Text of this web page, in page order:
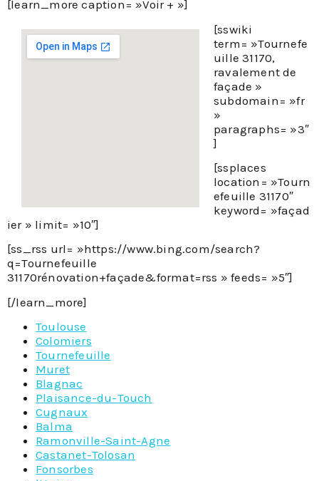
[learn_more caption= »Voir + »]
[sswiki
term= »Tournefe
uille 31170,
ravalement de
façade »
subdomain= »fr
»
paragraphs= »3″
]
[ssplaces
location= »Tourn
efeuille 31170″
keyword= »façad
ier » limit= »10″]
[ss_rss url= »https://www.bing.com/search?
q=Tournefeuille
31170rénovation+façade&format=rss » feeds= »5″]
[/learn_more]
Toulouse
Colomiers
Tournefeuille
Muret
Blagnac
Plaisance-du-Touch
Cugnaux
Balma
Ramonville-Saint-Agne
Castanet-Tolosan
Fonsorbes